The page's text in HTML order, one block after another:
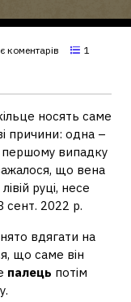
коментарів
1
носять саме
причини: одна –
першому випадку
що вена
руці, несе
сент. 2022 р.
вдягати на
що саме він
палець потім